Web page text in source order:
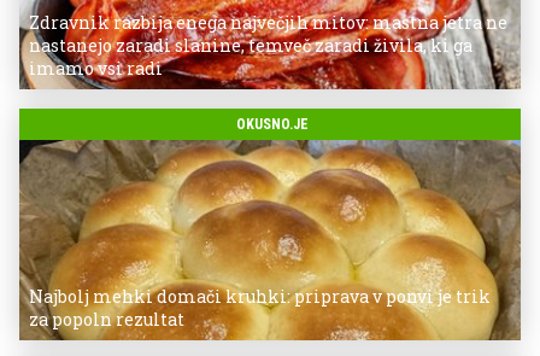
Zdravnik razbija enega največjih mitov: mastna jetra ne
nastanejo zaradi slanine, temveč zaradi živila, ki ga
imamo vsi radi
OKUSNO.JE
Najbolj mehki domači kruhki: priprava v ponvi je trik
za popoln rezultat